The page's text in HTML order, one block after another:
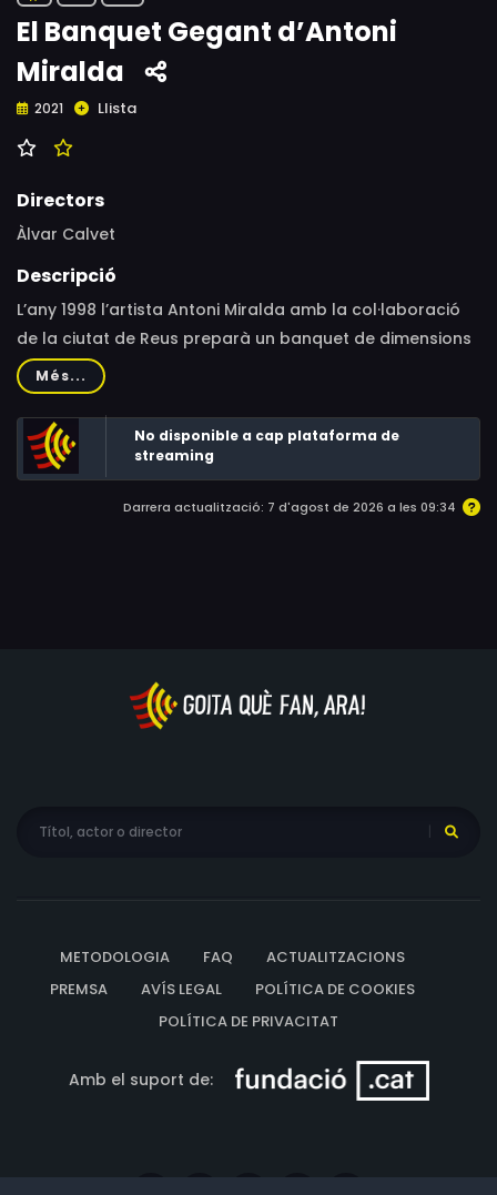
El Banquet Gegant d’Antoni
Miralda
2021 Llista
Directors
Àlvar Calvet
Descripció
L’any 1998 l’artista Antoni Miralda amb la col·laboració
de la ciutat de Reus preparà un banquet de dimensions
titàniques. Els comensals: els Gegants de la ciutat.
Més...
No disponible a cap plataforma de
streaming
Darrera actualització: 7 d'agost de 2026 a les 09:34
METODOLOGIA FAQ
ACTUALITZACIONS
PREMSA
AVÍS LEGAL
POLÍTICA DE COOKIES
POLÍTICA DE PRIVACITAT
Amb el suport de: